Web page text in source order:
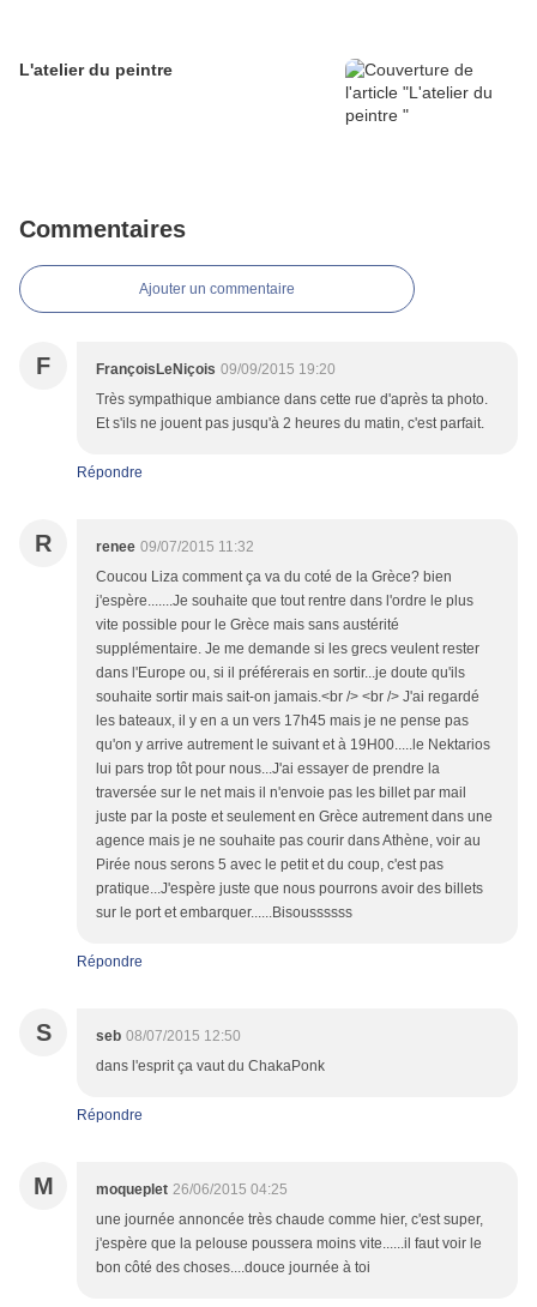
L'atelier du peintre
Commentaires
Ajouter un commentaire
F FrançoisLeNiçois 09/09/2015 19:20
Très sympathique ambiance dans cette rue d'après ta photo.
Et s'ils ne jouent pas jusqu'à 2 heures du matin, c'est parfait.
Répondre
R renee 09/07/2015 11:32
Coucou Liza comment ça va du coté de la Grèce? bien
j'espère.......Je souhaite que tout rentre dans l'ordre le plus
vite possible pour le Grèce mais sans austérité
supplémentaire. Je me demande si les grecs veulent rester
dans l'Europe ou, si il préférerais en sortir...je doute qu'ils
souhaite sortir mais sait-on jamais.<br /> <br /> J'ai regardé
les bateaux, il y en a un vers 17h45 mais je ne pense pas
qu'on y arrive autrement le suivant et à 19H00.....le Nektarios
lui pars trop tôt pour nous...J'ai essayer de prendre la
traversée sur le net mais il n'envoie pas les billet par mail
juste par la poste et seulement en Grèce autrement dans une
agence mais je ne souhaite pas courir dans Athène, voir au
Pirée nous serons 5 avec le petit et du coup, c'est pas
pratique...J'espère juste que nous pourrons avoir des billets
sur le port et embarquer......Bisoussssss
Répondre
S seb 08/07/2015 12:50
dans l'esprit ça vaut du ChakaPonk
Répondre
M moqueplet 26/06/2015 04:25
une journée annoncée très chaude comme hier, c'est super,
j'espère que la pelouse poussera moins vite......il faut voir le
bon côté des choses....douce journée à toi